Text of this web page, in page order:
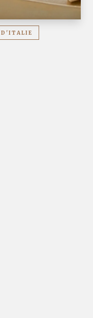
D'ITALIE